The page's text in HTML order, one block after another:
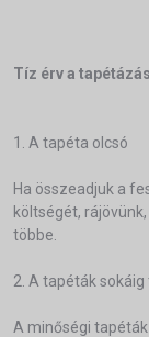
Tíz érv a
1. A tapéta olcsó
Ha összeadjuk a
költségét,
többe.
2. A tapéták
A minőségi